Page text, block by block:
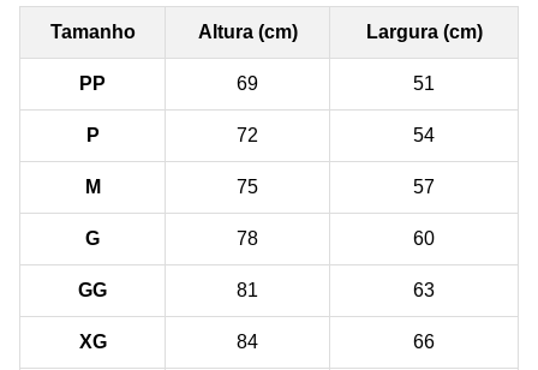
Tamanho Altura (cm) Largura (cm)
PP 69 51
P 72 54
M 75 57
G 78 60
GG 81 63
XG 84 66